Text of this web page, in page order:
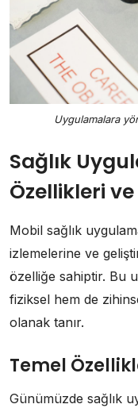
Uygulamalara
Sağlık
Özellikleri
Mobil sağlık
izlemelerine ve
özelliğe sahiptir. Bu
fiziksel hem de
olanak tanır.
Temel
Günümüzde sağlık